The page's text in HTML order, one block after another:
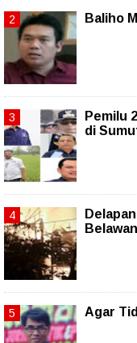
Baliho
Pemilu
di
Agar